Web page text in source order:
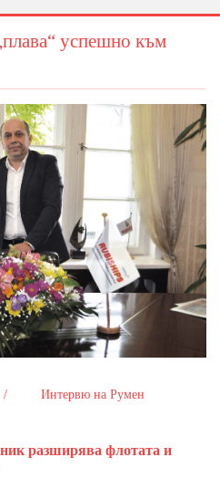
успешно към
/
Интервю на Румен
разширява флотата и